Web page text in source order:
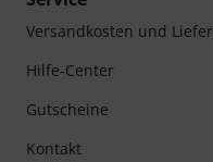
Versandkosten und
Hilfe-Center
Gutscheine
Kontakt